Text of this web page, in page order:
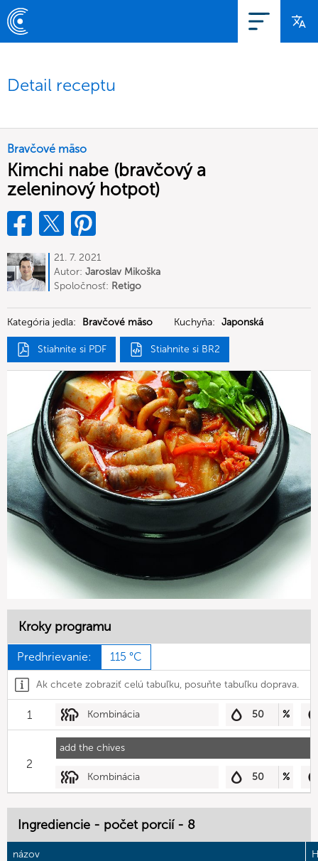
Detail receptu
Bravčové mäso
Kimchi nabe (bravčový a
zeleninový hotpot)
21. 7. 2021
Autor: Jaroslav Mikoška
Spoločnosť: Retigo
Kategória jedla: Bravčové mäso Kuchyňa: Japonská
Stiahnite si PDF Stiahnite si BR2
Kroky programu
Predhrievanie: 115 °C
Ak chcete zobraziť celú tabuľku, posuňte tabuľku doprava.
1 Kombinácia 50 %
add the chives
2
Kombinácia 50 %
Ingrediencie - počet porcií - 8
názov